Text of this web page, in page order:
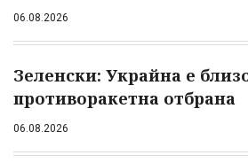
06.08.2026
Зеленски: Украйна е
противоракетна отбрана
06.08.2026